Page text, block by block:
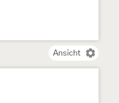
Ansicht